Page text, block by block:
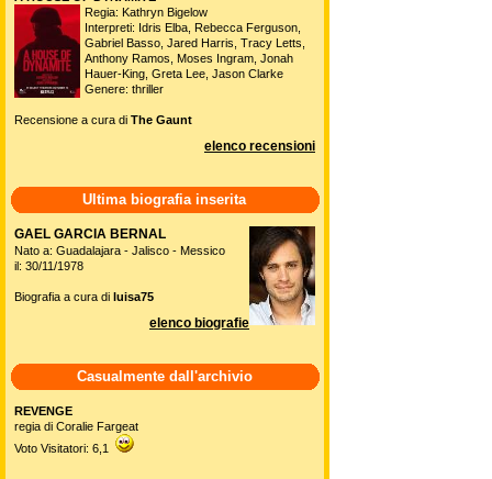
Regia: Kathryn Bigelow
Interpreti: Idris Elba, Rebecca Ferguson,
Gabriel Basso, Jared Harris, Tracy Letts,
Anthony Ramos, Moses Ingram, Jonah
Hauer-King, Greta Lee, Jason Clarke
Genere: thriller
Recensione a cura di The Gaunt
elenco recensioni
Ultima biografia inserita
GAEL GARCIA BERNAL
Nato a: Guadalajara - Jalisco - Messico
il: 30/11/1978
Biografia a cura di luisa75
elenco biografie
Casualmente dall'archivio
REVENGE
regia di Coralie Fargeat
Voto Visitatori: 6,1